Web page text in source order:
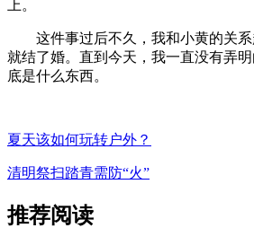
上。
这件事过后不久，我和小黄的关系
就结了婚。直到今天，我一直没有弄
底是什么东西。
夏天该如何玩转户外？
清明祭扫踏青需防“火”
推荐阅读